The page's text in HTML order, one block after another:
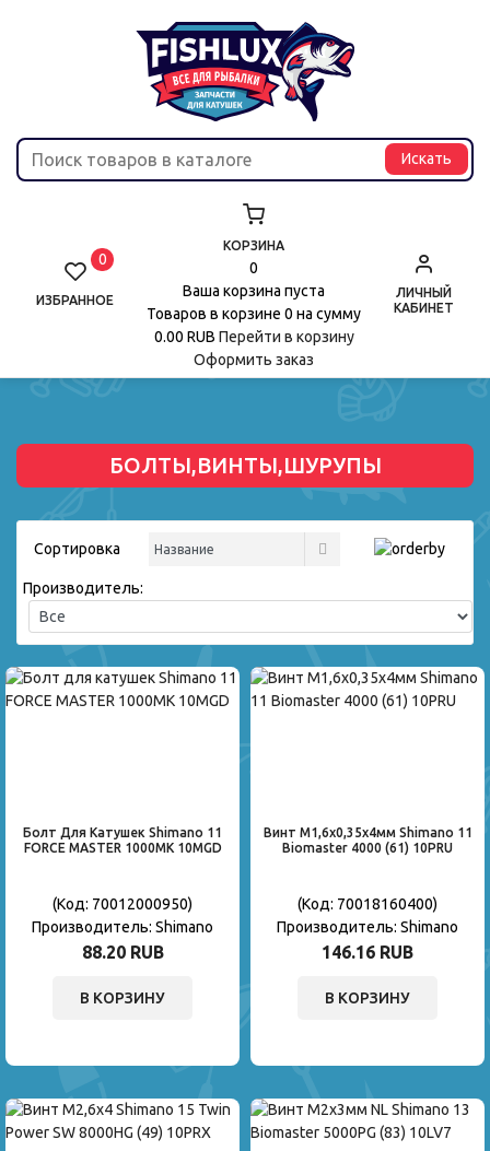
ИЗБРАННОЕ
0
КОРЗИНА
0
Ваша корзина пуста
Товаров в корзине 0 на сумму
0.00 RUB Перейти в корзину
Оформить заказ
ЛИЧНЫЙ
КАБИНЕТ
БОЛТЫ,ВИНТЫ,ШУРУПЫ
Сортировка
Производитель:
Болт Для Катушек Shimano 11
FORCE MASTER 1000MK 10MGD
(Код: 70012000950)
Производитель: Shimano
88.20 RUB
В КОРЗИНУ
Винт M1,6x0,35x4мм Shimano 11
Biomaster 4000 (61) 10PRU
(Код: 70018160400)
Производитель: Shimano
146.16 RUB
В КОРЗИНУ